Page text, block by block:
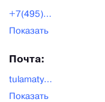
+7(495)255-15-09
Показать
Почта:
tulamatyash@yandex.ru
Показать